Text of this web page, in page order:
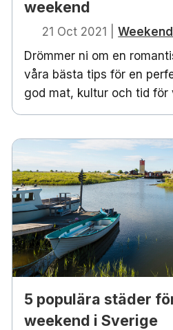
weekend
21 Oct 2021 |
Drömmer ni om en
våra bästa tips för en
god mat, kultur och tid för
5 populära städer
weekend i Sverige